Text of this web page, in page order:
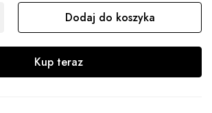
Dodaj do koszyka
Kup teraz